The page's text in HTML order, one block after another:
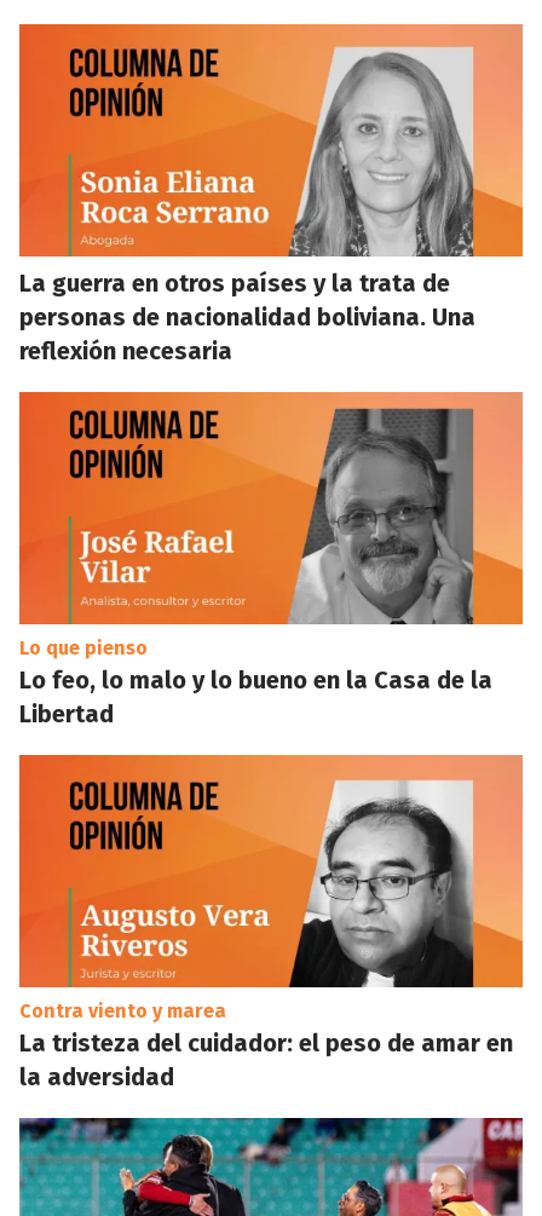
La guerra en otros países y la trata de
personas de nacionalidad boliviana. Una
reflexión necesaria
Lo que pienso
Lo feo, lo malo y lo bueno en la Casa de la
Libertad
Contra viento y marea
La tristeza del cuidador: el peso de amar en
la adversidad